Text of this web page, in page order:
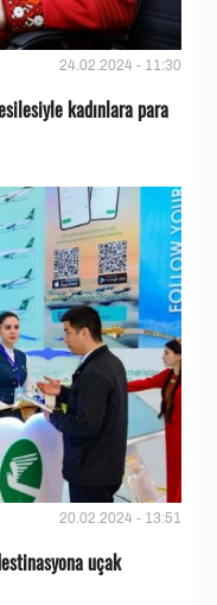
24.02.2024 - 11:30
kadınlara para
20.02.2024 - 13:51
uçak